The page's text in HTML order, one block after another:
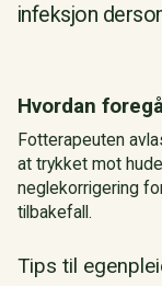
infeksjon
Hvordan
Fotterapeuten
at trykket mot
neglekorrigering
tilbakefall.
Tips til